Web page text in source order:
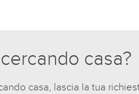
casa?
casa, lascia la tua